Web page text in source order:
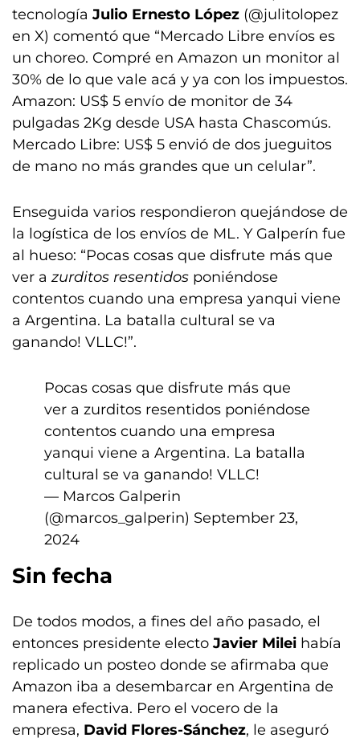
tecnología Julio Ernesto López (@julitolopez
en X) comentó que “Mercado Libre envíos es
un choreo. Compré en Amazon un monitor al
30% de lo que vale acá y ya con los impuestos.
Amazon: US$ 5 envío de monitor de 34
pulgadas 2Kg desde USA hasta Chascomús.
Mercado Libre: US$ 5 envió de dos jueguitos
de mano no más grandes que un celular”.
Enseguida varios respondieron quejándose de
la logística de los envíos de ML. Y Galperín fue
al hueso: “Pocas cosas que disfrute más que
ver azurditos resentidos poniéndose
contentos cuando una empresa yanqui viene
a Argentina. La batalla cultural se va
ganando! VLLC!”.
Pocas cosas que disfrute más que
ver a zurditos resentidos poniéndose
contentos cuando una empresa
yanqui viene a Argentina. La batalla
cultural se va ganando! VLLC!
— Marcos Galperin
(@marcos_galperin) September 23,
2024
Sin fecha
De todos modos, a fines del año pasado, el
entonces presidente electo Javier Milei había
replicado un posteo donde se afirmaba que
Amazon iba a desembarcar en Argentina de
manera efectiva. Pero el vocero de la
empresa, David Flores-Sánchez, le aseguró